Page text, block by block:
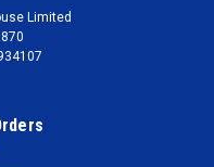
Limited
870